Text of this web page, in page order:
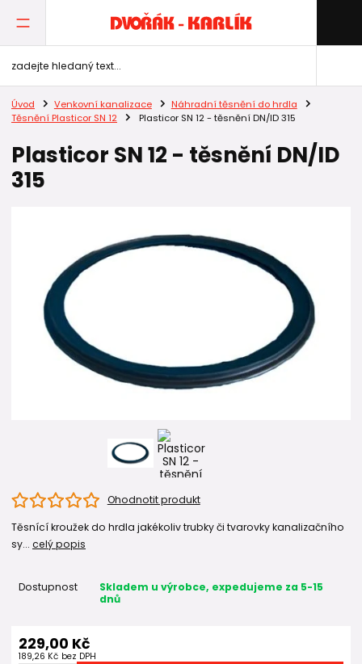
Úvod Venkovní kanalizace
Náhradní těsnění do hrdla
Těsnění Plasticor SN 12
Plasticor SN 12 - těsnění DN/ID 315
Plasticor SN 12 - těsnění DN/ID
315
Ohodnotit produkt
Těsnící kroužek do hrdla jakékoliv trubky či tvarovky kanalizačního
sy... celý popis
Dostupnost
Skladem u výrobce, expedujeme za 5-15
dnů
229,00 Kč
189,26 Kč bez DPH